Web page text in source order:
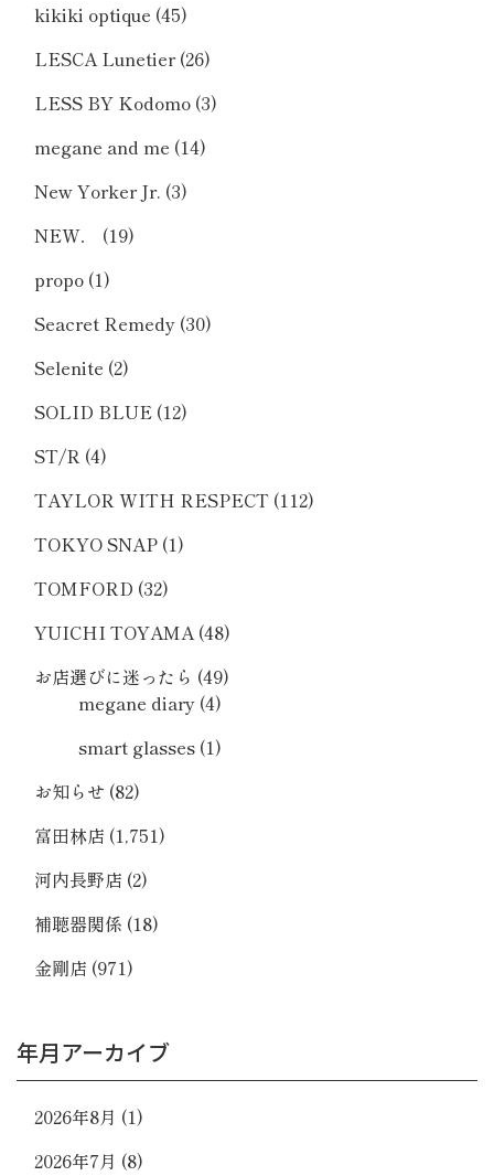
kikiki optique (45)
LESCA Lunetier(26)
LESS BY Kodomo (3)
megane and me (14)
New Yorker Jr. (3)
NEW．
(19)
propo (1)
Seacret Remedy (30)
Selenite (2)
SOLID BLUE (12)
ST/R (4)
TAYLOR WITH RESPECT (112)
TOKYO SNAP (1)
TOMFORD (32)
YUICHI TOYAMA(48)
お店選びに迷ったら (49)
megane diary (4)
smart glasses (1)
お知らせ (82)
富田林店 (1,751)
河内長野店 (2)
補聴器関係 (18)
金剛店 (971)
年月アーカイブ
2026年8月 (1)
2026年7月 (8)